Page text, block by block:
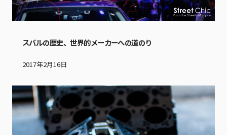
スバルの歴史、世界的メーカーへの道のり
2017年2月16日